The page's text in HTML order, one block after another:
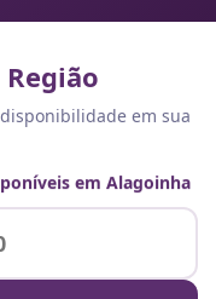
em sua
em Alagoinha